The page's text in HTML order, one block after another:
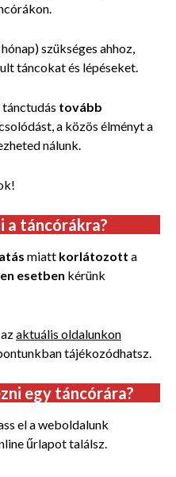
szükséges ahhoz,
táncokat és lépéseket.
tovább
a közös élményt a
nálunk.
a táncórákra?
miatt korlátozott a
esetben kérünk
aktuális oldalunkon
tájékozódhatsz.
egy táncórára?
el a weboldalunk
űrlapot találsz.